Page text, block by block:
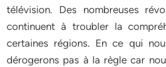
télévision. Des nombreuses
continuent à troubler la
certaines régions. En ce qui
dérogerons pas à la règle car